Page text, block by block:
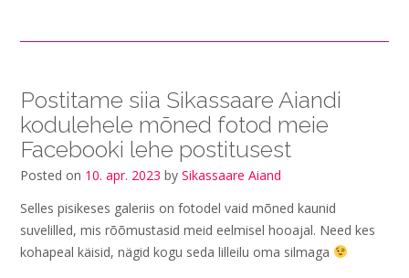
Postitame siia Sikassaare Aiandi
kodulehele mõned fotod meie
Facebooki lehe postitusest
Posted on 10. apr. 2023 by Sikassaare Aiand
Selles pisikeses galeriis on fotodel vaid mõned kaunid
suvelilled, mis rõõmustasid meid eelmisel hooajal. Need kes
kohapeal käisid, nägid kogu seda lilleilu oma silmaga